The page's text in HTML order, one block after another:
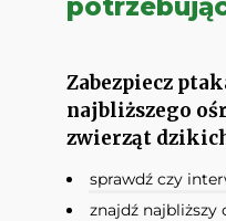
Zabezpiecz
najbliższego
zwierząt
sprawdź czy
znajdź najbliższy